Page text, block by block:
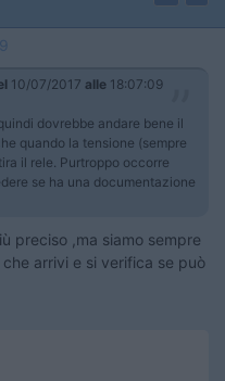
10/07/2017 alle 18:07:09
dovrebbe andare bene il
quando la tensione (sempre
il rele. Purtroppo occorre
se ha una documentazione
preciso ,ma siamo sempre
arrivi e si verifica se può